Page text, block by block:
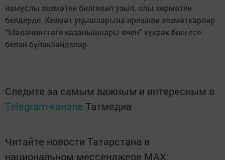
намуслы хезмәтен билгеләп узып, олы хөрмәтен
белдерде. Хезмәт уңышларына ирешкән хезмәткәрләр
“Мәдәнияттәге казанышлары өчен” күкрәк билгесе
белән бүләкләнделәр.
Следите за самым важным и интересным в
Telegram-канале Татмедиа
Читайте новости Татарстана в
национальном мессенджере MАХ: